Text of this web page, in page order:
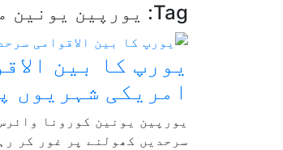
Tag: یورپین یونین
یورپ کا بین
امریکی شہریوں
یورپین یونین کورونا
سرحدیں کھولنے پر غور کر